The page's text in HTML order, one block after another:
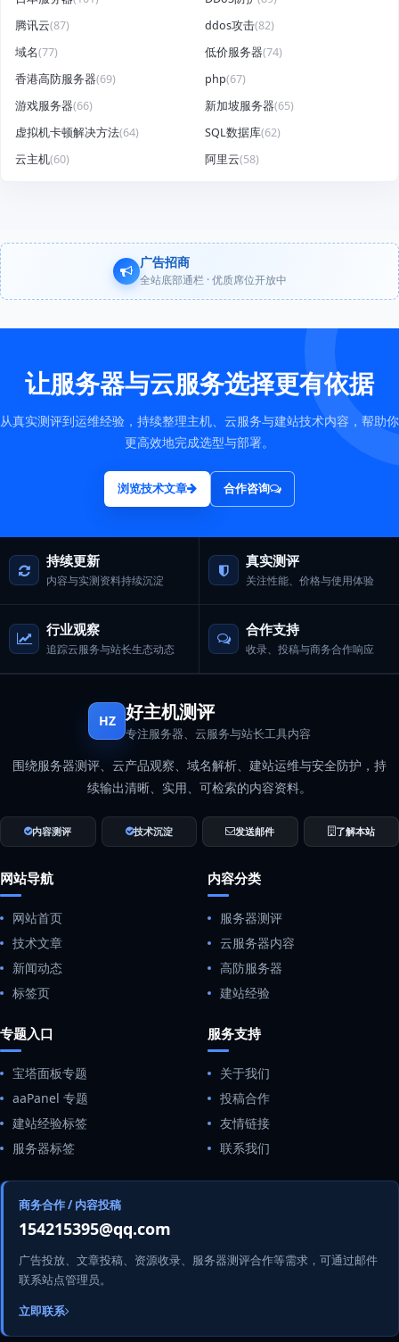
腾讯云(87) ddos攻击(82)
域名(77) 低价服务器(74)
香港高防服务器(69) php(67)
游戏服务器(66) 新加坡服务器(65)
虚拟机卡顿解决方法(64) SQL数据库(62)
云主机(60) 阿里云(58)
广告招商
全站底部通栏 · 优质席位开放中
让服务器与云服务选择更有依据
从真实测评到运维经验，持续整理主机、云服务与建站技术内容，帮助你
更高效地完成选型与部署。
浏览技术文章 合作咨询
持续更新
内容与实测资料持续沉淀
真实测评
关注性能、价格与使用体验
行业观察
追踪云服务与站长生态动态
合作支持
收录、投稿与商务合作响应
HZ 好主机测评
专注服务器、云服务与站长工具内容
围绕服务器测评、云产品观察、域名解析、建站运维与安全防护，持
续输出清晰、实用、可检索的内容资料。
内容测评 技术沉淀 发送邮件 了解本站
网站导航
网站首页
技术文章
新闻动态
标签页
内容分类
服务器测评
云服务器内容
高防服务器
建站经验
专题入口
宝塔面板专题
aaPanel 专题
建站经验标签
服务器标签
服务支持
关于我们
投稿合作
友情链接
联系我们
商务合作 / 内容投稿
154215395@qq.com
广告投放、文章投稿、资源收录、服务器测评合作等需求，可通过邮件
联系站点管理员。
立即联系